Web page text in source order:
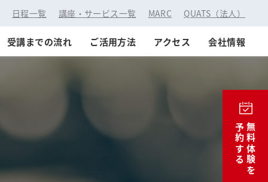
日程一覧 講座・サービス一覧 MARC QUATS（法人）
受講までの流れ ご活用方法 アクセス 会社情報
無料体験を
予約する